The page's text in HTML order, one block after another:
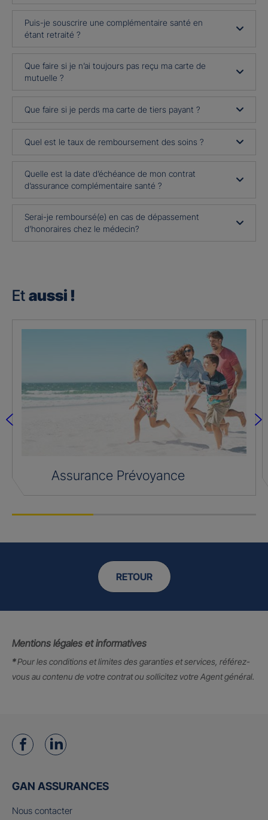
Puis-je souscrire une complémentaire santé en
étant retraité ?
Que faire si je n’ai toujours pas reçu ma carte de
mutuelle ?
Que faire si je perds ma carte de tiers payant ?
Quel est le taux de remboursement des soins ?
Quelle est la date d’échéance de mon contrat
d’assurance complémentaire santé ?
Serai-je remboursé(e) en cas de dépassement
d’honoraires chez le médecin?
Et aussi !
Assurance Prévoyance
RETOUR
Mentions légales et informatives
*Pour les conditions et limites des garanties et services, référez-
vous au contenu de votre contrat ou sollicitez votre Agent général.
GAN ASSURANCES
Nous contacter